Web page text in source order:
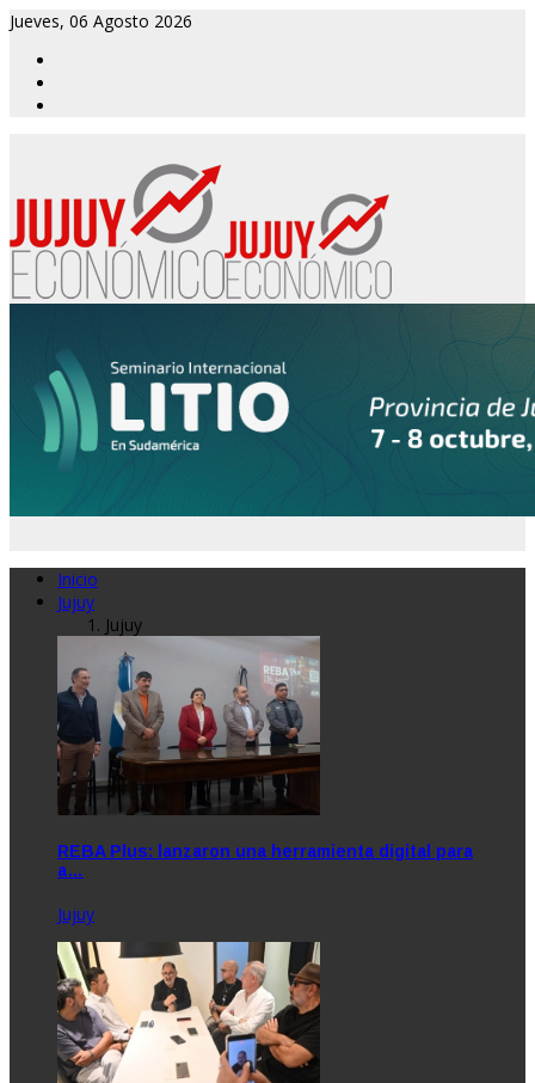
Jueves, 06 Agosto 2026
Inicio
Jujuy
Jujuy
REBA Plus: lanzaron una herramienta digital para
a…
Jujuy